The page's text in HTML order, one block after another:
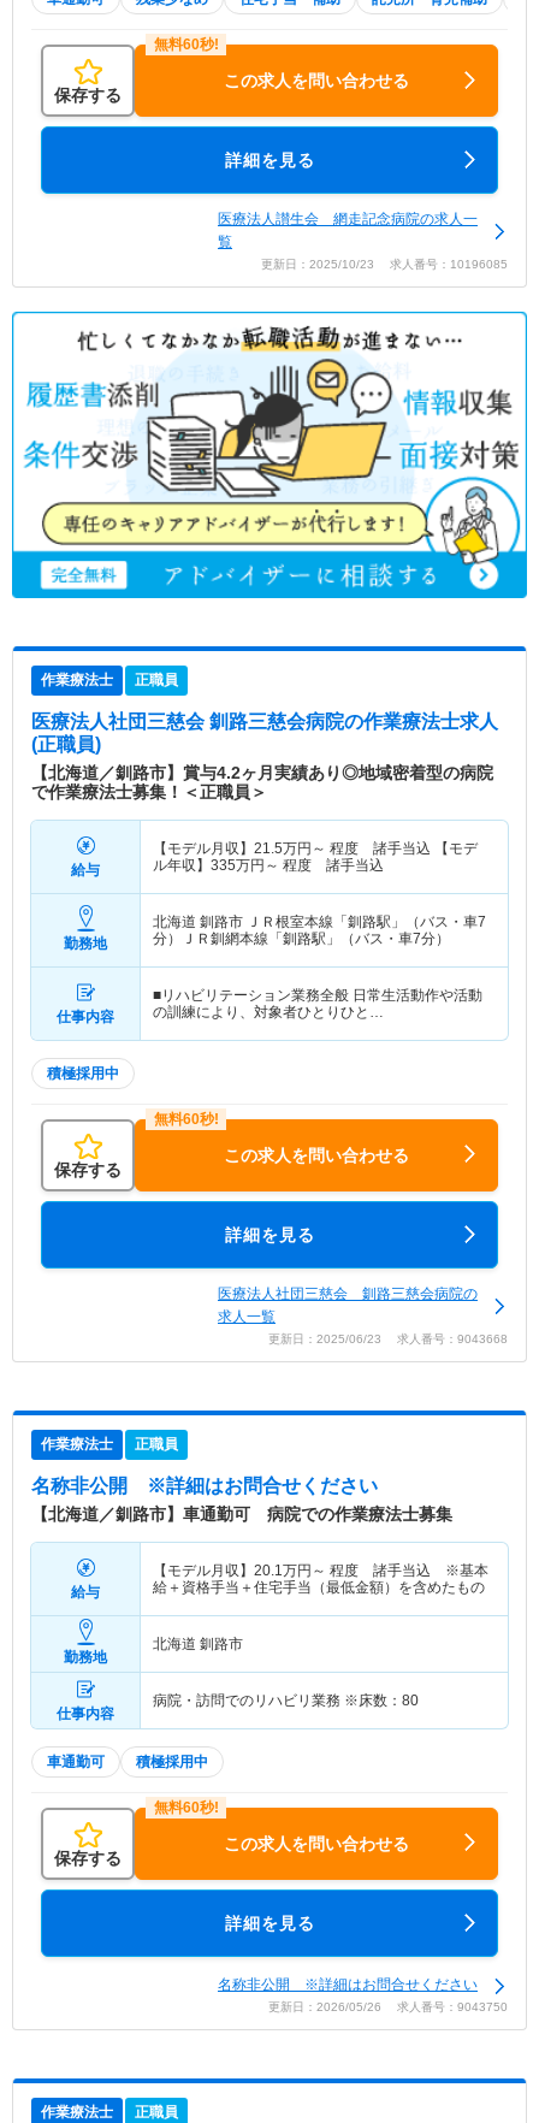
保存する
この求人を問い合わせる
詳細を見る
医療法人讃生会 網走記念病院の求人一
覧
更新日：2025/10/23 求人番号：10196085
作業療法士 正職員
医療法人社団三慈会 釧路三慈会病院の作業療法士求人
(正職員)
【北海道／釧路市】賞与4.2ヶ月実績あり◎地域密着型の病院
で作業療法士募集！＜正職員＞
給与
【モデル月収】 21.5万円～ 程度 諸手当込 【モデ
ル年収】 335万円～ 程度 諸手当込
勤務地
北海道 釧路市 ＪＲ根室本線「釧路駅」（バス・車7
分）ＪＲ釧網本線「釧路駅」（バス・車7分）
仕事内容
■リハビリテーション業務全般 日常生活動作や活動
の訓練により、対象者ひとりひと…
積極採用中
保存する
この求人を問い合わせる
詳細を見る
医療法人社団三慈会 釧路三慈会病院の
求人一覧
更新日：2025/06/23 求人番号：9043668
作業療法士 正職員
名称非公開 ※詳細はお問合せください
【北海道／釧路市】車通勤可 病院での作業療法士募集
給与
【モデル月収】 20.1万円～ 程度 諸手当込 ※基本
給＋資格手当＋住宅手当（最低金額）を含めたもの
勤務地
北海道 釧路市
仕事内容
病院・訪問でのリハビリ業務 ※床数：80
車通勤可 積極採用中
保存する
この求人を問い合わせる
詳細を見る
名称非公開 ※詳細はお問合せください
更新日：2026/05/26 求人番号：9043750
作業療法士 正職員